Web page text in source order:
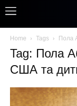
Home Tags Пола
Tag: Пола
США та